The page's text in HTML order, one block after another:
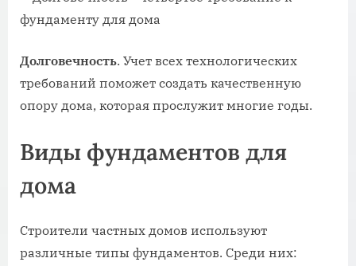
Долговечность. Учет всех технологических
требований поможет создать качественную
опору дома, которая прослужит многие годы.
Виды фундаментов для
дома
Строители частных домов используют
различные типы фундаментов. Среди них: